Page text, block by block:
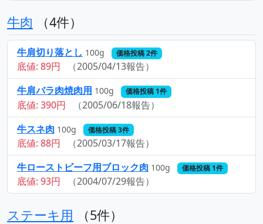
牛肉 （4件）
牛肩切り落とし 100g 価格投稿 2件
底値: 89円
（2005/04/13報告）
牛肩バラ肉焼肉用 100g 価格投稿 1件
底値: 390円
（2005/06/18報告）
牛スネ肉 100g 価格投稿 3件
底値: 88円
（2005/03/17報告）
牛ローストビーフ用ブロック肉 100g 価格投稿 1件
底値: 93円 （2004/07/29報告）
ステーキ用 （5件）